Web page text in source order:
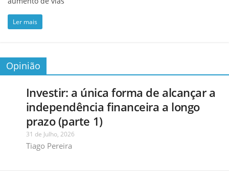
Ler mais
Opinião
Investir: a única forma de alcançar a
independência financeira a longo
prazo (parte 1)
31 de Julho, 2026
Tiago Pereira